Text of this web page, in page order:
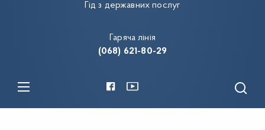
Гід з державних послуг
Гаряча лінія
(068) 621-80-29